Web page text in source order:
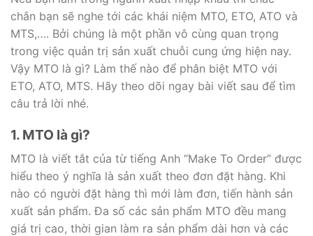
chắn bạn sẽ nghe tới các khái niệm MTO, ETO, ATO và
MTS,…. Bởi chúng là một phần vô cùng quan trọng
trong việc quản trị sản xuất chuỗi cung ứng hiện nay.
Vậy MTO là gì? Làm thế nào để phân biệt MTO với
ETO, ATO, MTS. Hãy theo dõi ngay bài viết sau để tìm
câu trả lời nhé.
1. MTO là gì?
MTO là viết tắt của từ tiếng Anh “Make To Order” được
hiểu theo ý nghĩa là sản xuất theo đơn đặt hàng. Khi
nào có người đặt hàng thì mới làm đơn, tiến hành sản
xuất sản phẩm. Đa số các sản phẩm MTO đều mang
giá trị cao, thời gian làm ra sản phẩm dài hơn và các